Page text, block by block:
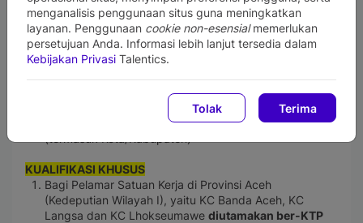
menganalisis penggunaan situs guna meningkatkan
layanan. Penggunaan cookie non-esensialmemerlukan
persetujuan Anda. Informasi lebih lanjut tersedia dalam
Kebijakan Privasi Talentics.
Tolak Terima
Pendidikan minimal D3 semua jurusan
IPK minimal 3.00 dari skala 4.00
Berasal dari Perguruan Tinggi dengan Akreditasi
minimal B atau Baik Sekali
Belum berusia 26 tahun pada 31 Desember 2026
Tidak memiliki catatan perbuatan melanggar hukum
Bersedia ditempatkan di wilayah kerja BPJS Kesehatan
KUALIFIKASI KHUSUS
Bagi Pelamar Satuan Kerja di Provinsi Aceh
(Kedeputian Wilayah I), yaitu KC Banda Aceh, KC
Langsa dan KC Lhokseumawe diutamakan ber-KTP